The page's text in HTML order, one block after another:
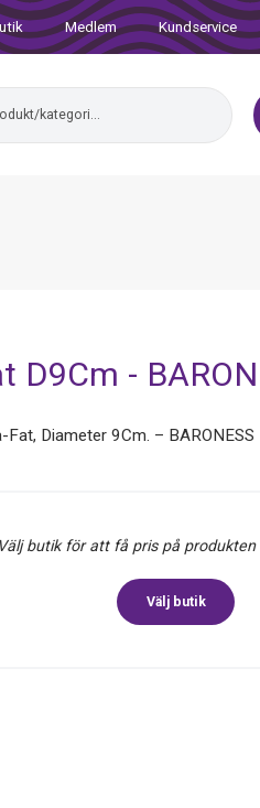
Medlem Kundservice
D9Cm -
Fat, Diameter 9Cm. – BARONESS
Välj butik för att få pris på
Välj butik